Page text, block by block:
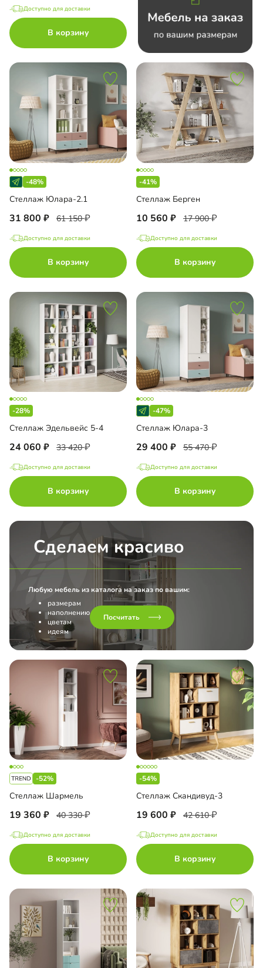
Доступно для доставки
В корзину
-48%
Стеллаж Юлара-2.1
31 800 61 150
Доступно для доставки
В корзину
-41%
Стеллаж Берген
10 560 17 900
Доступно для доставки
В корзину
-28%
Стеллаж Эдельвейс 5-4
24 060 33 420
Доступно для доставки
В корзину
-47%
Стеллаж Юлара-3
29 400 55 470
Доступно для доставки
В корзину
Сделаем красиво
Любую мебель из каталога на заказ по вашим:
размерам
наполнению
цветам
идеям
Посчитать
-52%
Стеллаж Шармель
19 360 40 330
Доступно для доставки
В корзину
-54%
Стеллаж Скандивуд-3
19 600 42 610
Доступно для доставки
В корзину